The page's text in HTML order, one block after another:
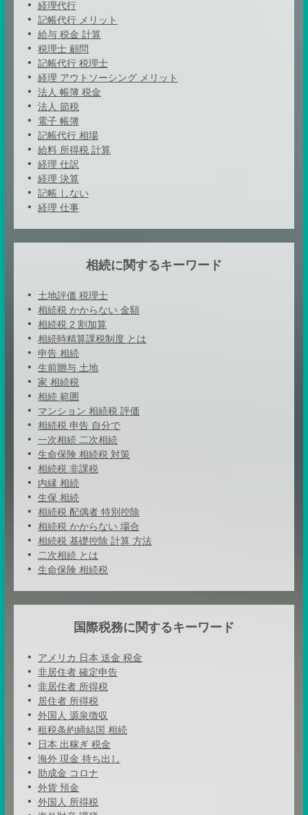
経理代行
記帳代行 メリット
給与 税金 計算
税理士 顧問
記帳代行 税理士
経理 アウトソーシング メリット
法人 帳簿 税金
法人 節税
電子 帳簿
記帳代行 相場
給料 所得税 計算
経理 仕訳
経理 決算
記帳 しない
経理 仕事
相続に関するキーワード
土地評価 税理士
相続税 かからない 金額
相続税 2 割加算
相続時精算課税制度 とは
申告 相続
生前贈与 土地
家 相続税
相続 範囲
マンション 相続税 評価
相続税 申告 自分で
一次相続 二次相続
生命保険 相続税 対策
相続税 非課税
内縁 相続
生保 相続
相続税 配偶者 特別控除
相続税 かからない 場合
相続税 基礎控除 計算 方法
二次相続 とは
生命保険 相続税
国際税務に関するキーワード
アメリカ 日本 送金 税金
非居住者 確定申告
非居住者 所得税
居住者 所得税
外国人 源泉徴収
租税条約締結国 相続
日本 出稼ぎ 税金
海外 現金 持ち出し
助成金 コロナ
外貨 預金
外国人 所得税